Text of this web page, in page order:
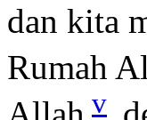
dan kita
Rumah
v